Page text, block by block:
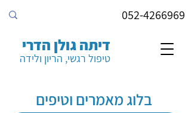
דיתה גולן הדרי
טיפול רגשי, הריון ולידה
052-4266969
בלוג מאמרים וטיפים